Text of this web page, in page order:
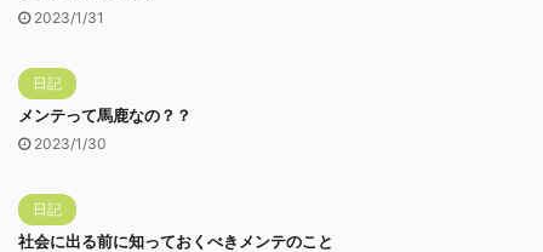
2023/1/31
日記
メンテって馬鹿なの？？
2023/1/30
日記
社会に出る前に知っておくべきメンテのこと